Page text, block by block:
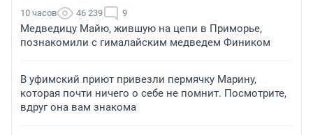
10 часов 46 239 9
Медведицу Майю, жившую на цепи в Приморье,
познакомили с гималайским медведем Фиником
В уфимский приют привезли пермячку Марину,
которая почти ничего о себе не помнит. Посмотрите,
вдруг она вам знакома